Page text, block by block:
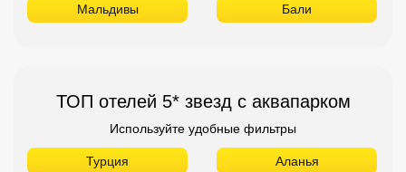
Мальдивы Бали
ТОП отелей 5* звезд с аквапарком
Используйте удобные фильтры
Турция Аланья